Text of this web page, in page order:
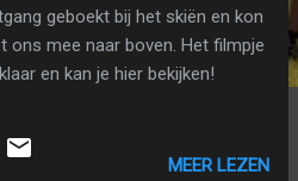
geboekt bij het skiën en kon
ons mee naar boven. Het filmpje
en kan je hier bekijken!
MEER LEZEN